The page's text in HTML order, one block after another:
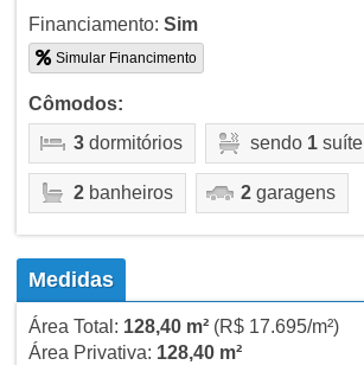
Financiamento: Sim
Simular Financimento
Cômodos:
3dormitórios sendo 1suíte
2banheiros 2garagens
Medidas
Área Total: 128,40 m²(R$ 17.695/m²)
Área Privativa: 128,40 m²